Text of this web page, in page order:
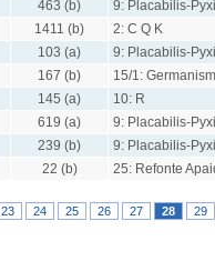
463 (b)
9: Placabilis-
1411 (b)
2: C Q K
103 (a)
9: Placabilis-
167 (b)
15/1:
145 (a)
10: R
619 (a)
9: Placabilis-
239 (b)
9: Placabilis-
22 (b) 25: Refonte
23 24 25 26 27 28 29